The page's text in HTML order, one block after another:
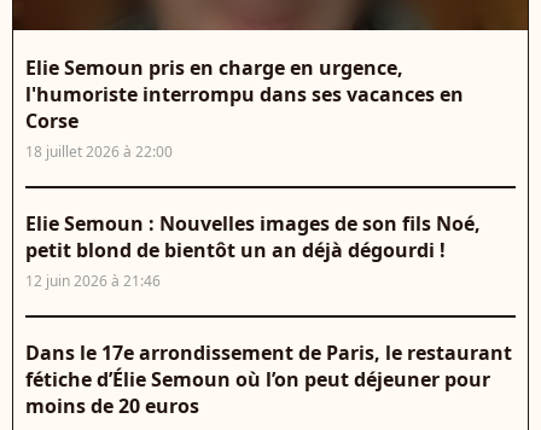
Elie Semoun pris en charge en urgence,
l'humoriste interrompu dans ses vacances en
Corse
18 juillet 2026 à 22:00
Elie Semoun : Nouvelles images de son fils Noé,
petit blond de bientôt un an déjà dégourdi !
12 juin 2026 à 21:46
Dans le 17e arrondissement de Paris, le restaurant
fétiche d’Élie Semoun où l’on peut déjeuner pour
moins de 20 euros